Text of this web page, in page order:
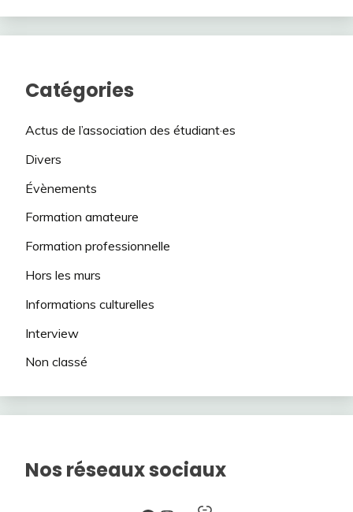
Catégories
Actus de l’association des étudiant·es
Divers
Évènements
Formation amateure
Formation professionnelle
Hors les murs
Informations culturelles
Interview
Non classé
Nos réseaux sociaux